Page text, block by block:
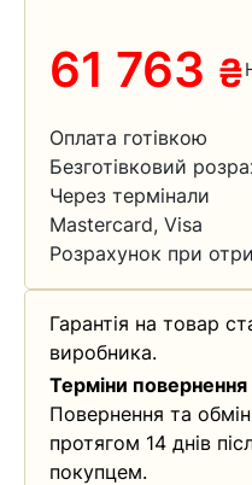
61 763 ₴
Оплата готівкою
Безготівковий
Через термінали
Mastercard, Visa
Розрахунок при
Гарантія на товар
виробника.
Терміни повернення
Повернення та
протягом 14 днів
покупцем.